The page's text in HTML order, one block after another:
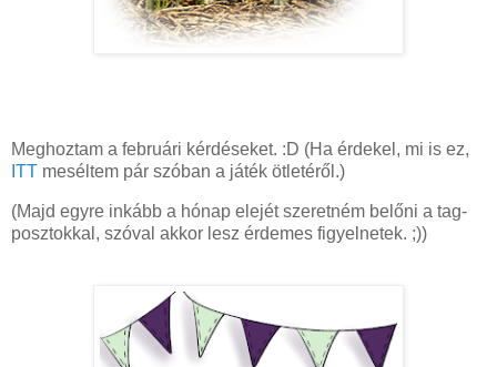
Meghoztam a februári kérdéseket. :D (Ha érdekel, mi is ez,
ITT meséltem pár szóban a játék ötletéről.)
(Majd egyre inkább a hónap elejét szeretném belőni a tag-
posztokkal, szóval akkor lesz érdemes figyelnetek. ;))